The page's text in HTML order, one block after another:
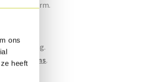
ons
heeft
in borstvorm.
ons.